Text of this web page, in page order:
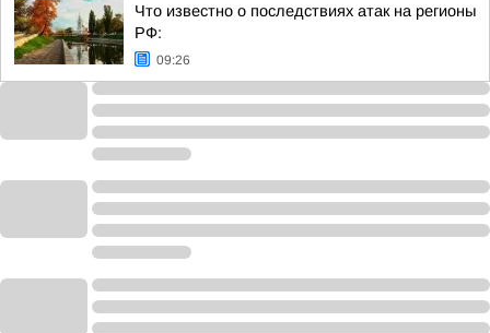
Что известно о последствиях атак на регионы
РФ:
09:26